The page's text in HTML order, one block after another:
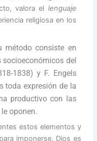
valora el lenguaje
religiosa en los
método consiste en
del
1838) y F. Engels
toda expresión de la
productivo con las
oponen.
estos elementos y
imponerse. Dios es